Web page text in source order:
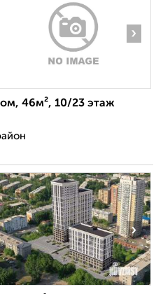
›
46м², 10/23 этаж
›